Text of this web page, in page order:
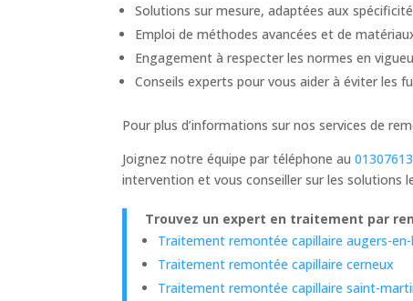
Solutions sur mesure, adaptées aux
Emploi de méthodes avancées et de
Engagement à respecter les normes en
Conseils experts pour vous aider à éviter les
Pour plus d’informations sur nos services de
Joignez notre équipe par téléphone au
intervention et vous conseiller sur les solutions
Trouvez un expert en traitement par
Traitement remontée capillaire augers-en-
Traitement remontée capillaire cerneux
Traitement remontée capillaire saint-